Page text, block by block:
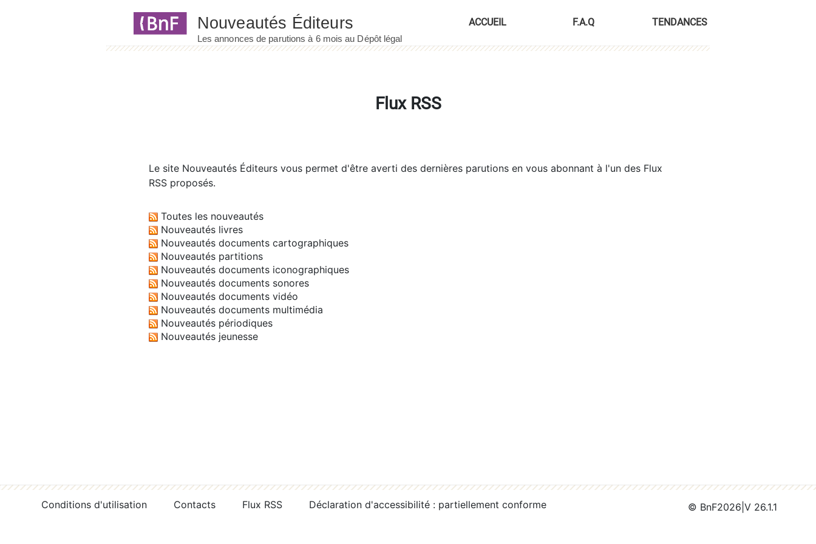
ACCUEIL F.A.Q TENDANCES
Flux RSS
Le site Nouveautés Éditeurs vous permet d'être averti des dernières parutions en vous abonnant à l'un des Flux
RSS proposés.
Toutes les nouveautés
Nouveautés livres
Nouveautés documents cartographiques
Nouveautés partitions
Nouveautés documents iconographiques
Nouveautés documents sonores
Nouveautés documents vidéo
Nouveautés documents multimédia
Nouveautés périodiques
Nouveautés jeunesse
Conditions d'utilisation Contacts Flux RSS Déclaration d'accessibilité : partiellement conforme © BnF2026 V 26.1.1